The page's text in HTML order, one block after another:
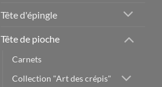
Tête d'épingle
Tête de pioche
Carnets
Collection "Art des crépis"